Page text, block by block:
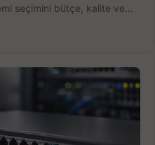
seçimini bütçe, kalite ve